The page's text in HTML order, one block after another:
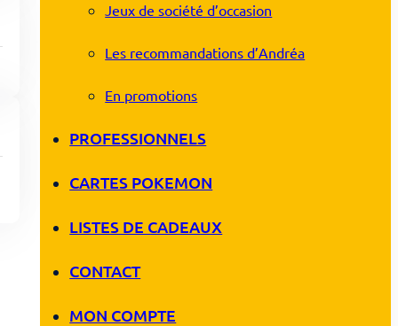
Jeux de société d’occasion
Les recommandations d’Andréa
En promotions
PROFESSIONNELS
CARTES POKEMON
LISTES DE CADEAUX
CONTACT
MON COMPTE